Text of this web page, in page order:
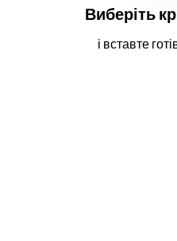
Виберіть
і вставте